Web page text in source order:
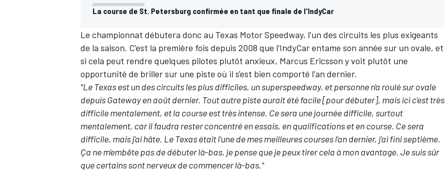
La course de St. Petersburg confirmée en tant que finale de l'IndyCar
Le championnat débutera donc au Texas Motor Speedway, l'un des circuits les plus exigeants
de la saison. C'est la première fois depuis 2008 que l'IndyCar entame son année sur un ovale, et
si cela peut rendre quelques pilotes plutôt anxieux, Marcus Ericsson y voit plutôt une
opportunité de briller sur une piste où il s'est bien comporté l'an dernier.
"Le Texas est un des circuits les plus difficiles, un superspeedway, et personne n'a roulé sur ovale
depuis Gateway en août dernier. Tout autre piste aurait été facile [pour débuter], mais ici c'est très
difficile mentalement, et la course est très intense. Ce sera une journée difficile, surtout
mentalement, car il faudra rester concentré en essais, en qualifications et en course. Ce sera
difficile, mais j'ai hâte. Le Texas était l'une de mes meilleures courses l'an dernier, j'ai fini septième.
Ça ne m'embête pas de débuter là-bas, je pense que je peux tirer cela à mon avantage. Je suis sûr
que certains sont nerveux de commencer là-bas."